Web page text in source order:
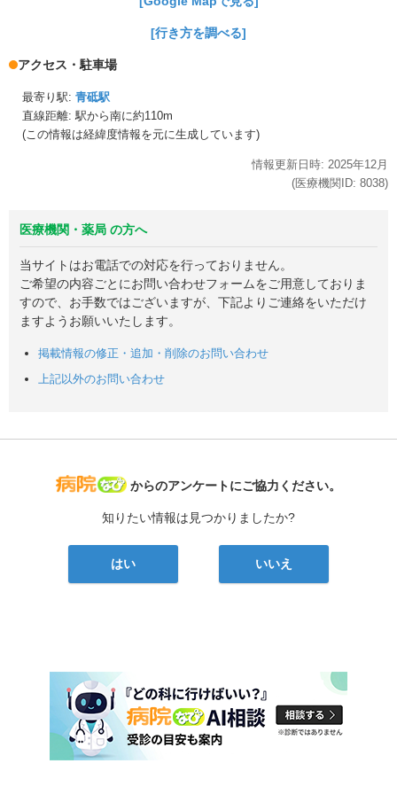
[行き方を調べる]
アクセス・駐車場
最寄り駅: 青砥駅
直線距離: 駅から南に約110m
(この情報は経緯度情報を元に生成しています)
情報更新日時: 2025年12月
(医療機関ID: 8038)
医療機関・薬局 の方へ
当サイトはお電話での対応を行っておりません。
ご希望の内容ごとにお問い合わせフォームをご用意しておりま
すので、お手数ではございますが、下記よりご連絡をいただけ
ますようお願いいたします。
掲載情報の修正・追加・削除のお問い合わせ
上記以外のお問い合わせ
病院なび
からのアンケートにご協力ください。
知りたい情報は見つかりましたか?
はい いいえ